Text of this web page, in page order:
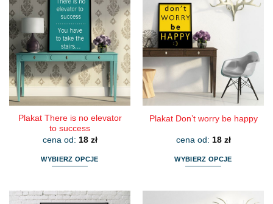
wiele
wariantów.
Opcje
można
wybrać
na
stronie
produktu
wiele
wariantów.
Opcje
można
wybrać
na
stronie
produktu
Plakat There is no elevator
to success
cena od: 18 zł
WYBIERZ OPCJE
ma
Plakat Don’t worry be happy
cena od: 18 zł
WYBIERZ OPCJE